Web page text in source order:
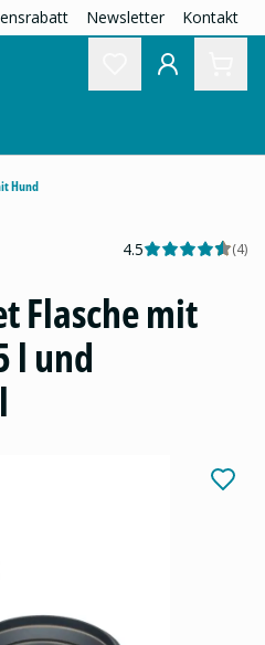
Newsletter Kontakt
Hund
4.5 (4)
Flasche mit
l und